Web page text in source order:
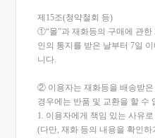
제15조(청약철회 등)
①“몰”과 재화등의 구매에 관
인의 통지를 받은 날부터 7일
니다.
② 이용자는 재화등을 배송받
경우에는 반품 및 교환을 할 수
1. 이용자에게 책임 있는 사유
(다만, 재화 등의 내용을 확인